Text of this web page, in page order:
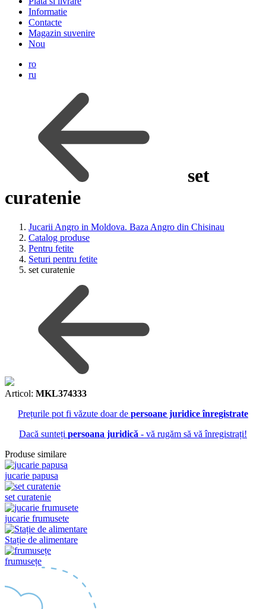
Informatie
Contacte
Magazin suvenire
Nou
ro
ru
set
curatenie
Jucarii Angro in Moldova. Baza Angro din Chisinau
Catalog produse
Pentru fetite
Seturi pentru fetite
set curatenie
Articol: MKL374333
Prețurile pot fi văzute doar de persoane juridice înregistrate
Dacă sunteți persoana juridică - vă rugăm să vă înregistrați!
Produse similare
jucarie papusa
set curatenie
jucarie frumusete
Stație de alimentare
frumusețe